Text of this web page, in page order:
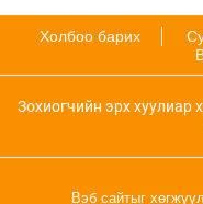
Холбоо барих
Зохиогчийн эрх хуулиар
Вэб сайтыг